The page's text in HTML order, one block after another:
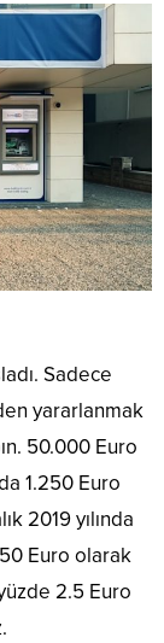
Sadece
yararlanmak
50.000 Euro
1.250 Euro
2019 yılında
Euro olarak
2.5 Euro